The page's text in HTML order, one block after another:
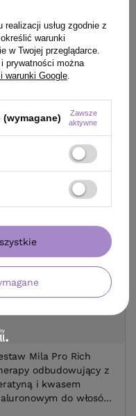
ml
zł / szt.
zł / 100ml)
Mila Pro Rich
odbudowujący z
i kwasem
do włosów
usług zgodnie z
warunki
w Twojej przeglądarce.
prywatności można
warunki Google.
Zawsze
aktywne